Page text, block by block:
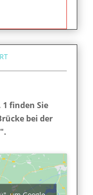
finden Sie
bei der